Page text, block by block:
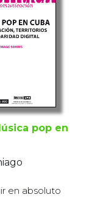
pop en
en absoluto